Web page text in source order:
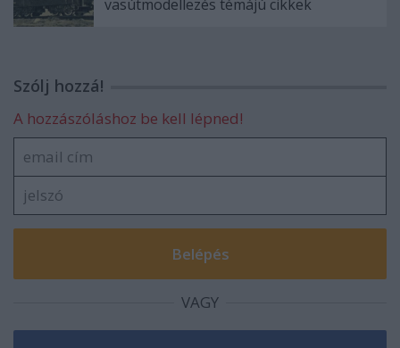
vasútmodellezés témájú cikkek
Szólj hozzá!
A hozzászóláshoz be kell lépned!
VAGY